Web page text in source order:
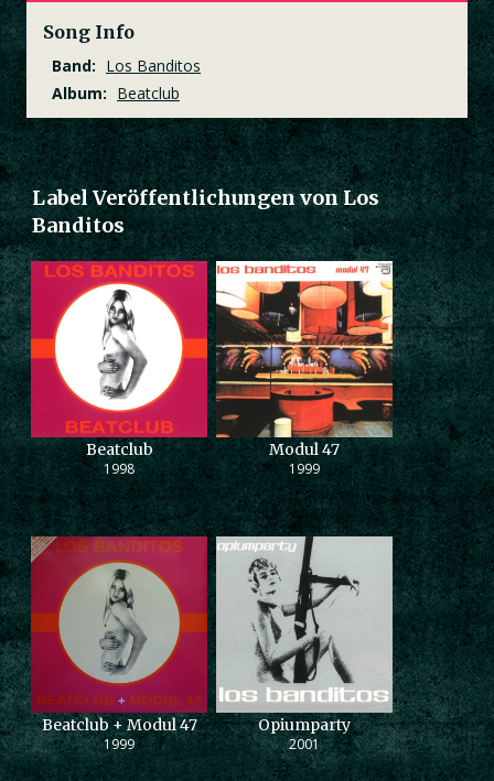
Song Info
Band: Los Banditos
Album: Beatclub
Label Veröffentlichungen von Los
Banditos
Beatclub
1998
Modul 47
1999
Beatclub + Modul 47
1999
Opiumparty
2001